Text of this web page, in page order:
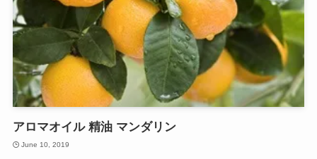
アロマオイル 精油 マンダリン
June 10, 2019